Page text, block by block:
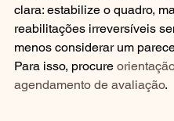
clara: estabilize o quadro,
reabilitações irreversíveis
menos considerar um
Para isso, procure
agendamento de avaliação.